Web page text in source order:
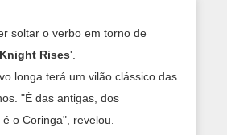
soltar o verbo em torno de
Rises'.
longa terá um vilão clássico das
"É das antigas, dos
o Coringa", revelou.